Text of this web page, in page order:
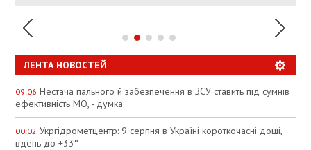
ЛЕНТА НОВОСТЕЙ
09:06 Нестача пального й забезпечення в ЗСУ ставить під сумнів
ефективність МО, - думка
00:02 Укргідрометцентр: 9 серпня в Україні короткочасні дощі,
вдень до +33°